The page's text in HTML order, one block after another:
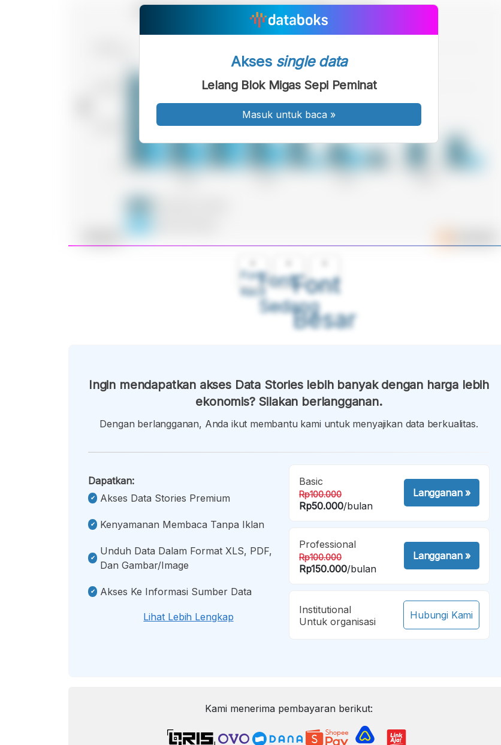
Font
Kecil
Font
Sedang
Font
Besar
Akses single data
Lelang Blok Migas Sepi Peminat
Masuk untuk baca »
Ingin mendapatkan akses Data Stories lebih banyak dengan harga lebih
ekonomis? Silakan berlangganan.
Dengan berlangganan, Anda ikut membantu kami untuk menyajikan data berkualitas.
Dapatkan:
Akses Data Stories Premium
Kenyamanan Membaca Tanpa Iklan
Unduh Data Dalam Format XLS, PDF,
Dan Gambar/image
Akses Ke Informasi Sumber Data
Lihat Lebih Lengkap
Basic
Rp100.000
Rp50.000/bulan
Langganan»
Professional
Rp100.000
Rp150.000/bulan
Langganan»
Institutional
Untuk organisasi
Hubungi Kami
Kami menerima pembayaran berikut: